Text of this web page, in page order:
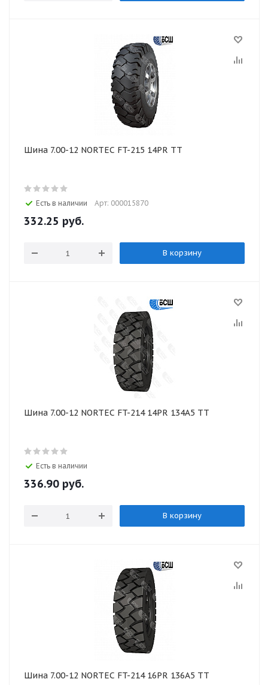
Шина 7.00-12 NORTEC FT-215 14PR ТТ
Есть в наличии Арт: 000015870
332.25 руб.
В корзину
Шина 7.00-12 NORTEC FT-214 14PR 134А5 ТТ
Есть в наличии
336.90 руб.
В корзину
Шина 7.00-12 NORTEC FT-214 16PR 136А5 ТТ